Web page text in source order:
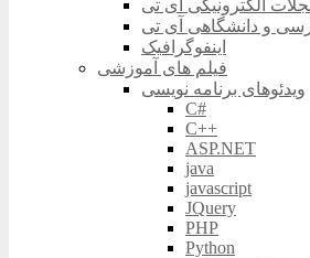
الکترونیکی آی تی
و دانشگاهی آی تی
اینفوگرافیک
فیلم های آموزشی
ویدئوهای برنامه نویسی
C#
C++
ASP.NET
java
javascript
JQuery
PHP
Python